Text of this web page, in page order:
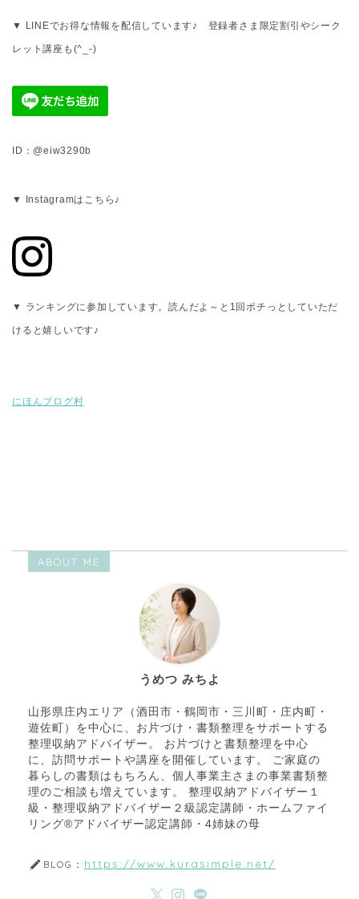
▼ LINEでお得な情報を配信しています♪ 登録者さま限定割引やシーク
レット講座も(^_-)
ID：@eiw3290b
▼ Instagramはこちら♪
▼ ランキングに参加しています。読んだよ～と1回ポチっとしていただ
けると嬉しいです♪
にほんブログ村
ABOUT ME
うめつ みちよ
山形県庄内エリア（酒田市・鶴岡市・三川町・庄内町・
遊佐町）を中心に、お片づけ・書類整理をサポートする
整理収納アドバイザー。 お片づけと書類整理を中心
に、訪問サポートや講座を開催しています。 ご家庭の
暮らしの書類はもちろん、個人事業主さまの事業書類整
理のご相談も増えています。 整理収納アドバイザー１
級・整理収納アドバイザー２級認定講師・ホームファイ
リング®アドバイザー認定講師・4姉妹の母
BLOG： https://www.kurasimple.net/